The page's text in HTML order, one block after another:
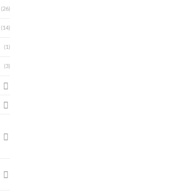
(26)
(14)
(1)
(3)